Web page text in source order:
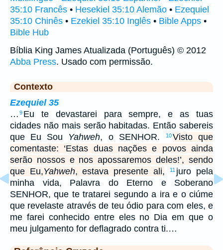
35:10 Francês • Hesekiel 35:10 Alemão • Ezequiel
35:10 Chinês • Ezekiel 35:10 Inglês • Bible Apps •
Bible Hub
Bíblia King James Atualizada (Português) © 2012
Abba Press. Usado com permissão.
Contexto
Ezequiel 35
… 9 Eu te devastarei para sempre, e as tuas
cidades não mais serão habitadas. Então sabereis
que Eu Sou Yahweh, o SENHOR. 10Visto que
comentaste: ‘Estas duas nações e povos ainda
serão nossos e nos apossaremos deles!’, sendo
que Eu,Yahweh, estava presente ali, 11 juro pela
minha vida, Palavra do Eterno e Soberano
SENHOR, que te tratarei segundo a ira e o ciúme
que revelaste através de teu ódio para com eles, e
me farei conhecido entre eles no Dia em que o
meu julgamento for deflagrado contra ti.…